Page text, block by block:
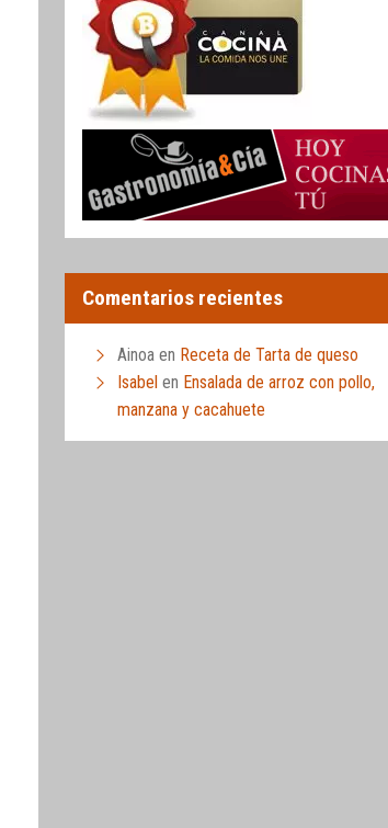
Comentarios recientes
Ainoa en Receta de Tarta de queso
Isabel en Ensalada de arroz con pollo,
manzana y cacahuete